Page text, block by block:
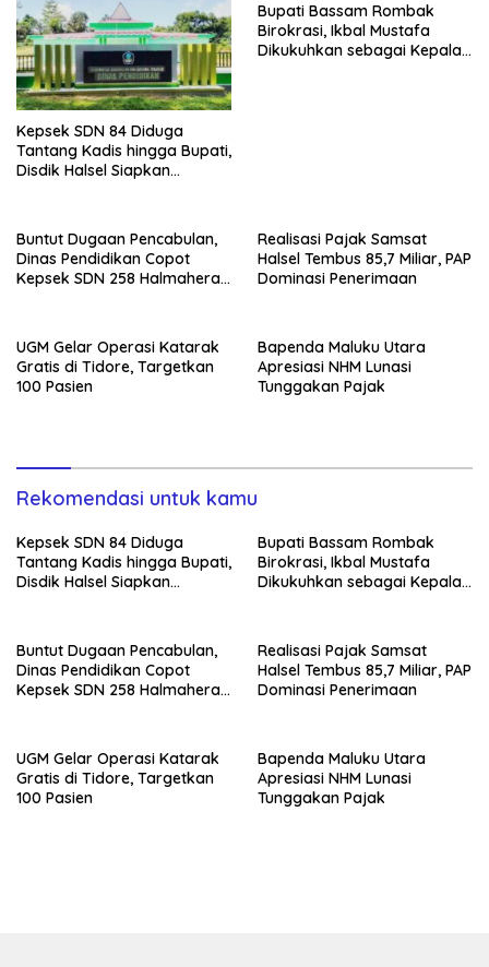
Kepsek SDN 84 Diduga
Tantang Kadis hingga Bupati,
Disdik Halsel Siapkan
Bupati Bassam Rombak
Birokrasi, Ikbal Mustafa
Dikukuhkan sebagai Kepala
Buntut Dugaan Pencabulan,
Dinas Pendidikan Copot
Kepsek SDN 258 Halmahera
Realisasi Pajak Samsat
Halsel Tembus 85,7 Miliar, PAP
Dominasi Penerimaan
UGM Gelar Operasi Katarak
Gratis di Tidore, Targetkan
100 Pasien
Bapenda Maluku Utara
Apresiasi NHM Lunasi
Tunggakan Pajak
Rekomendasi untuk kamu
Kepsek SDN 84 Diduga
Tantang Kadis hingga Bupati,
Disdik Halsel Siapkan
Bupati Bassam Rombak
Birokrasi, Ikbal Mustafa
Dikukuhkan sebagai Kepala
Buntut Dugaan Pencabulan,
Dinas Pendidikan Copot
Kepsek SDN 258 Halmahera
Realisasi Pajak Samsat
Halsel Tembus 85,7 Miliar, PAP
Dominasi Penerimaan
UGM Gelar Operasi Katarak
Gratis di Tidore, Targetkan
100 Pasien
Bapenda Maluku Utara
Apresiasi NHM Lunasi
Tunggakan Pajak